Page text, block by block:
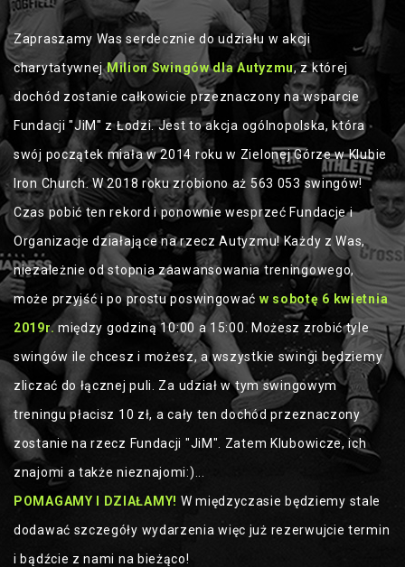
Zapraszamy Was serdecznie do udziału w akcji
charytatywnejMilion Swingów dla Autyzmu, z której
dochód zostanie całkowicie przeznaczony na wsparcie
Fundacji "JiM" z Łodzi. Jest to akcja ogólnopolska, która
swój początek miała w 2014 roku w Zielonej Górze w Klubie
Iron Church. W 2018 roku zrobiono aż 563 053 swingów!
Czas pobić ten rekord i ponownie wesprzeć Fundacje i
Organizacje działające na rzecz Autyzmu! Każdy z Was,
niezależnie od stopnia zaawansowania treningowego,
może przyjść i po prostu poswingować w sobotę 6 kwietnia
2019r. między godziną 10:00 a 15:00. Możesz zrobić tyle
swingów ile chcesz i możesz, a wszystkie swingi będziemy
zliczać do łącznej puli. Za udział w tym swingowym
treningu płacisz 10 zł, a cały ten dochód przeznaczony
zostanie na rzecz Fundacji "JiM". Zatem Klubowicze, ich
znajomi a także nieznajomi:)...
POMAGAMY I DZIAŁAMY! W międzyczasie będziemy stale
dodawać szczegóły wydarzenia więc już rezerwujcie termin
i bądźcie z nami na bieżąco!